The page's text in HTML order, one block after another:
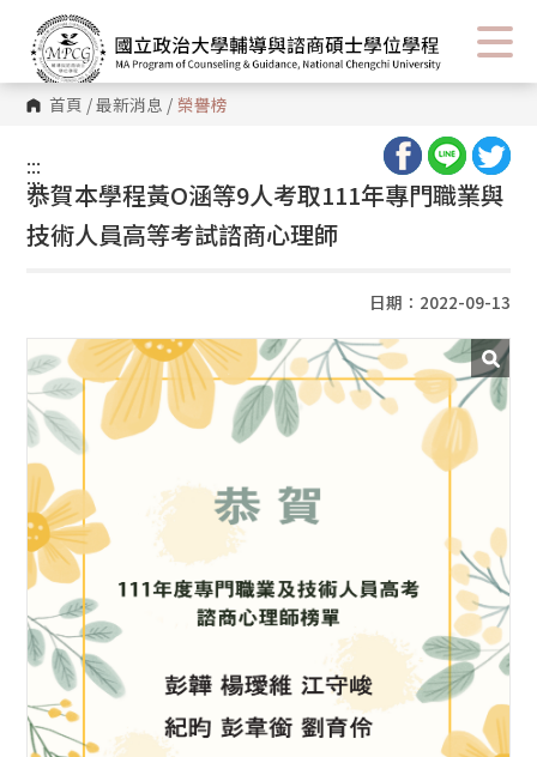
首頁 /最新消息 / 榮譽榜
:::
:::
恭賀本學程黃O涵等9人考取111年專門職業與
技術人員高等考試諮商心理師
日期：2022-09-13